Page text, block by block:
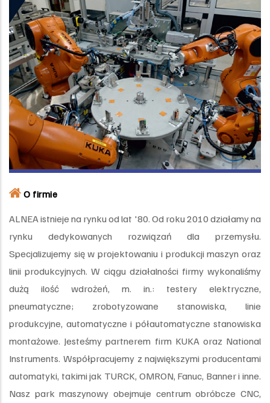
O firmie
ALNEA istnieje na rynku od lat '80. Od roku 2010 działamy na
rynku dedykowanych rozwiązań dla przemysłu.
Specjalizujemy się w projektowaniu i produkcji maszyn oraz
linii produkcyjnych. W ciągu działalności firmy wykonaliśmy
dużą ilość wdrożeń, m. in.: testery elektryczne,
pneumatyczne; zrobotyzowane stanowiska, linie
produkcyjne, automatyczne i półautomatyczne stanowiska
montażowe. Jesteśmy partnerem firm KUKA oraz National
Instruments. Współpracujemy z największymi producentami
automatyki, takimi jak TURCK, OMRON, Fanuc, Banner i inne.
Nasz park maszynowy obejmuje centrum obróbcze CNC,